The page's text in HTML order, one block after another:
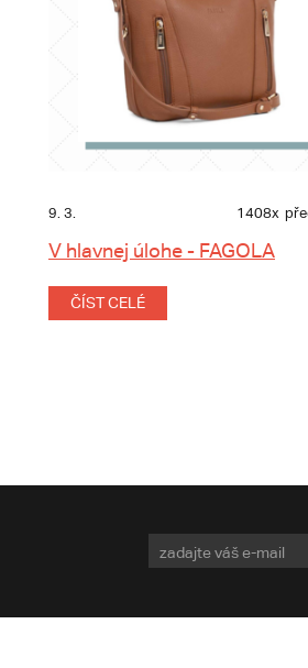
9. 3. 1408x
V hlavnej úlohe - FAGOLA
ČÍST CELÉ